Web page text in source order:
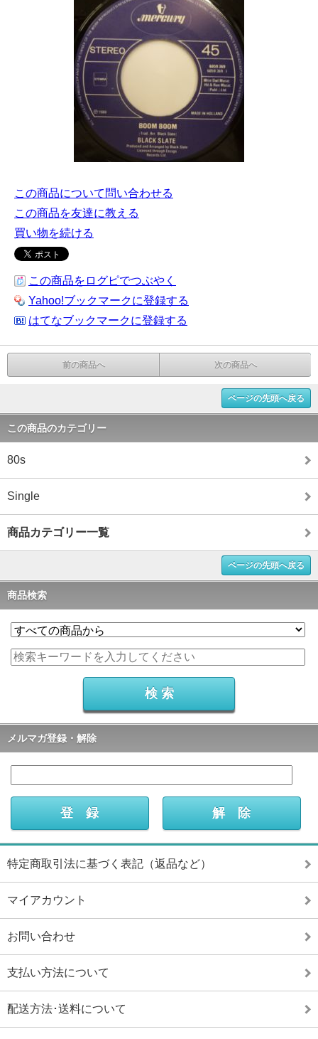
この商品について問い合わせる
この商品を友達に教える
買い物を続ける
この商品をログピでつぶやく
Yahoo!ブックマークに登録する
はてなブックマークに登録する
前の商品へ 次の商品へ
ページの先頭へ戻る
この商品のカテゴリー
80s
Single
商品カテゴリー一覧
ページの先頭へ戻る
商品検索
メルマガ登録・解除
特定商取引法に基づく表記（返品など）
マイアカウント
お問い合わせ
支払い方法について
配送方法･送料について